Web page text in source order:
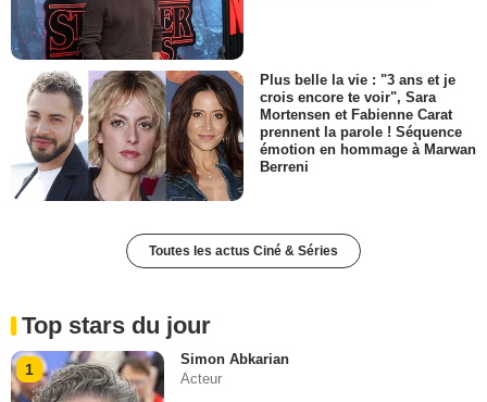
Plus belle la vie : "3 ans et je
crois encore te voir", Sara
Mortensen et Fabienne Carat
prennent la parole ! Séquence
émotion en hommage à Marwan
Berreni
Toutes les actus Ciné & Séries
Top stars du jour
1
Simon Abkarian
Acteur